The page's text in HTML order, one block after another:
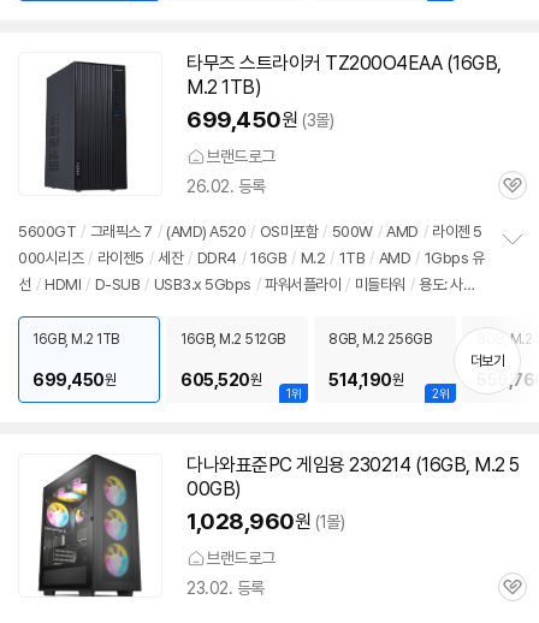
타무즈 스트라이커 TZ200O4EAA (16GB,
M.2 1TB)
699,450원 (3몰)
브랜드로그
26.02. 등록
관
5600GT / 그래픽스 7 / (AMD) A520 / OS미포함 / 500W / AMD / 라이젠 5
000시리즈 / 라이젠5 / 세잔 / DDR4 / 16GB / M.2 / 1TB / AMD / 1Gbps 유
선 / HDMI / D-SUB / USB3.x 5Gbps / 파워서플라이 / 미들타워 / 용도: 사무/
치
기
16GB, M.2 1TB
699,450원
1위
16GB, M.2 512GB
605,520원
2위
8GB, M.2 256GB
514,190원
8GB, M.2
더보기
다나와표준PC 게임용 230214 (16GB, M.2 5
00GB)
1,028,960원 (1몰)
브랜드로그
23.02. 등록
관